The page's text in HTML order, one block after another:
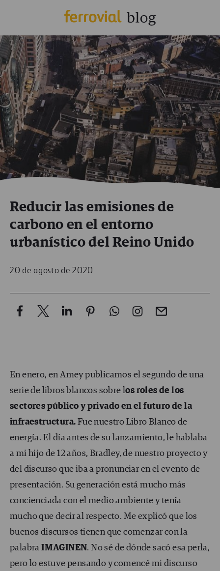
Reducir las emisiones de
carbono en el entorno
urbanístico del Reino Unido
20 de agosto de 2020
En enero, en Amey publicamos el segundo de una
serie de libros blancos sobre los roles de los
sectores público y privado en el futuro de la
infraestructura. Fue nuestro Libro Blanco de
energía. El día antes de su lanzamiento, le hablaba
a mi hijo de 12 años, Bradley, de nuestro proyecto y
del discurso que iba a pronunciar en el evento de
presentación. Su generación está mucho más
concienciada con el medio ambiente y tenía
mucho que decir al respecto. Me explicó que los
buenos discursos tienen que comenzar con la
palabraIMAGINEN . No sé de dónde sacó esa perla,
pero lo estuve pensando y comencé mi discurso